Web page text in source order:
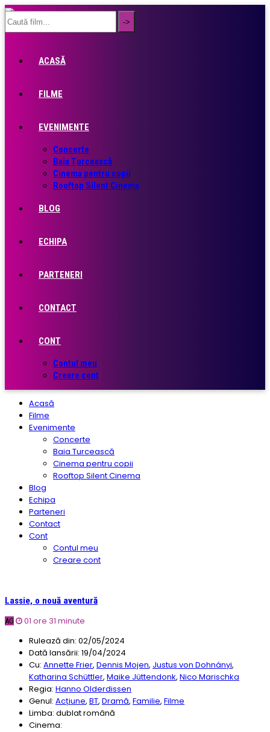
ACASĂ
FILME
EVENIMENTE
Concerte
Baia Turcească
Cinema pentru copii
Rooftop Silent Cinema
BLOG
ECHIPA
PARTENERI
CONTACT
CONT
Contul meu
Creare cont
Acasă
Filme
Evenimente
Concerte
Baia Turcească
Cinema pentru copii
Rooftop Silent Cinema
Blog
Echipa
Parteneri
Contact
Cont
Contul meu
Creare cont
Lassie, o nouă aventură
AG
01 ore 31 minute
Rulează din: 02/05/2024
Dată lansării: 19/04/2024
Cu: Annette Frier, Dennis Mojen, Justus von Dohnányi,
Katharina Schüttler, Maike Jüttendonk, Nico Marischka
Regia: Hanno Olderdissen
Genul: Acțiune, BT, Dramă, Familie, Filme
Limba: dublat română
Cinema: